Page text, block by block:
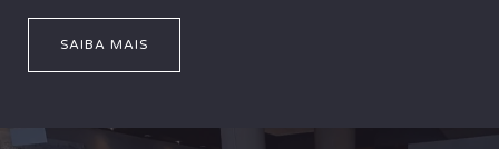
SAIBA MAIS